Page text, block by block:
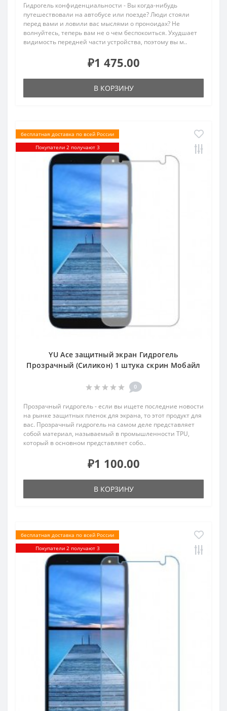
Гидрогель конфиденциальности - Вы когда-нибудь
путешествовали на автобусе или поезде? Люди стояли
перед вами и ловили вас мыслями о проноидах? Не
волнуйтесь, теперь вам не о чем беспокоиться. Ухудшает
видимость передней части устройства, поэтому вы м..
₽1 475.00
В КОРЗИНУ
бесплатная доставка по всей России
Покупатели 2 получают 3
YU Ace защитный экран Гидрогель
Прозрачный (Силикон) 1 штука скрин Мобайл
0
Прозрачный гидрогель - если вы ищете последние новости
на рынке защитных пленок для экрана, то этот продукт для
вас. Прозрачный гидрогель на самом деле представляет
собой материал, называемый в промышленности TPU,
который в основном представляет собо..
₽1 100.00
В КОРЗИНУ
бесплатная доставка по всей России
Покупатели 2 получают 3